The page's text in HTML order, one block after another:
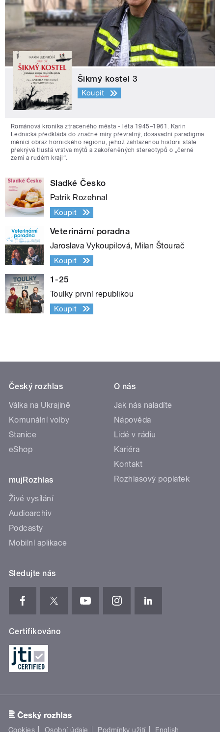
Šikmý kostel 3
Koupit
Románová kronika ztraceného města - léta 1945–1961. Karin
Lednická předkládá do značné míry převratný, dosavadní paradigma
měnící obraz hornického regionu, jehož zahlazenou historii stále
překrývá tlustá vrstva mýtů a zakořeněných stereotypů o „černé
zemi a rudém kraji“.
Sladké Česko
Patrik Rozehnal
Koupit
Veterinární poradna
Jaroslava Vykoupilová, Milan Štourač
Koupit
1-25
Toulky první republikou
Koupit
Český rozhlas
Válka na Ukrajině
Komunální volby
Stanice
eShop
mujRozhlas
Živé vysílání
Audioarchiv
Podcasty
Mobilní aplikace
O nás
Jak nás naladíte
Nápověda
Lidé v rádiu
Kariéra
Kontakt
Rozhlasový poplatek
Sledujte nás
Certifikováno
Cookies Osobní údaje Podmínky užití English